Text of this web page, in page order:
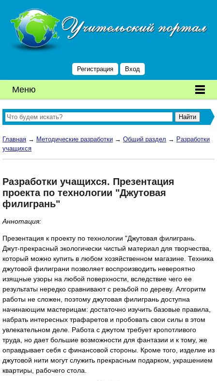
Регистрация Вход
Меню
Главная → Методические разработки → Общий раздел → Разработки
учащихся
Разработки учащихся. Презентация
проекта по технологии "Джутовая
филигрань"
Аннотация:
Презентация к проекту по технологии "Джутовая филигрань.
Джут-прекрасный экологически чистый материал для творчества,
который можно купить в любом хозяйственном магазине. Техника
джутовой филиграни позволяет воспроизводить невероятно
изящные узоры на любой поверхности, вследствие чего ее
результаты нередко сравнивают с резьбой по дереву. Алгоритм
работы не сложен, поэтому джутовая филигрань доступна
начинающим мастерицам: достаточно изучить базовые правила,
набрать интересных трафаретов и пробовать свои силы в этом
увлекательном деле. Работа с джутом требует кропотливого
труда, но дает большие возможности для фантазии и к тому, же
оправдывает себя с финансовой стороны. Кроме того, изделие из
джутовой нити могут служить прекрасным подарком, украшением
квартиры, рабочего стола.